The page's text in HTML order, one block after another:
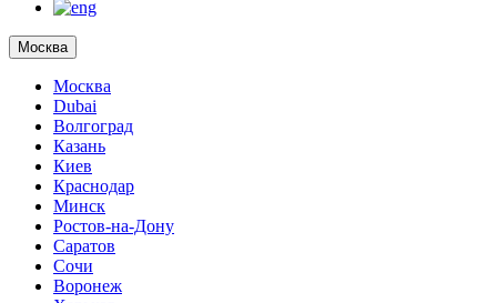
Москва
Москва
Dubai
Волгоград
Казань
Киев
Краснодар
Минск
Ростов-на-Дону
Саратов
Сочи
Воронеж